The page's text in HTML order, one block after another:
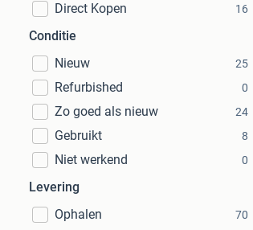
Direct Kopen
16
Conditie
Nieuw
25
Refurbished 0
Zo goed als nieuw 24
Gebruikt 8
Niet werkend 0
Levering
Ophalen
70